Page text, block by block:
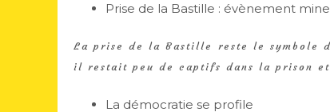
Prise de la Bastille : évènement
La prise de la Bastille reste le symbole
il restait peu de captifs dans la prison et
La démocratie se profile